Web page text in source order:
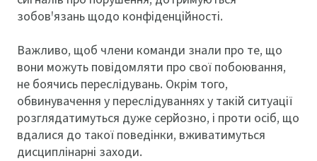
зобов'язань щодо конфіденційності.
Важливо, щоб члени команди знали про те, що
вони можуть повідомляти про свої побоювання,
не боячись переслідувань. Окрім того,
обвинувачення у переслідуваннях у такій ситуації
розглядатимуться дуже серйозно, і проти осіб, що
вдалися до такої поведінки, вживатимуться
дисциплінарні заходи.